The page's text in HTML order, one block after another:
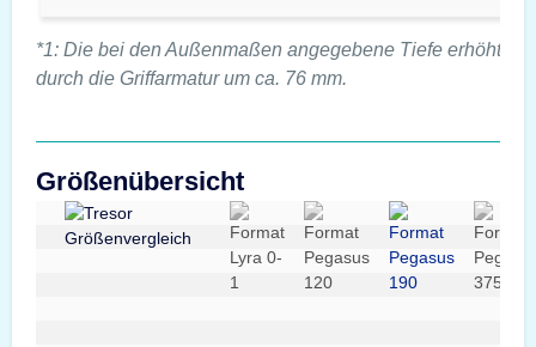
*1: Die bei den Außenmaßen angegebene Tiefe erhöht
durch die Griffarmatur um ca. 76 mm.
Größenübersicht